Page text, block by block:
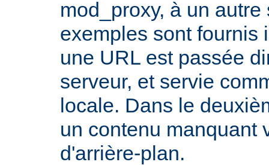
mod_proxy, à un autre
exemples sont fournis
une URL est passée
serveur, et servie
locale. Dans le
un contenu manquant
d'arrière-plan.